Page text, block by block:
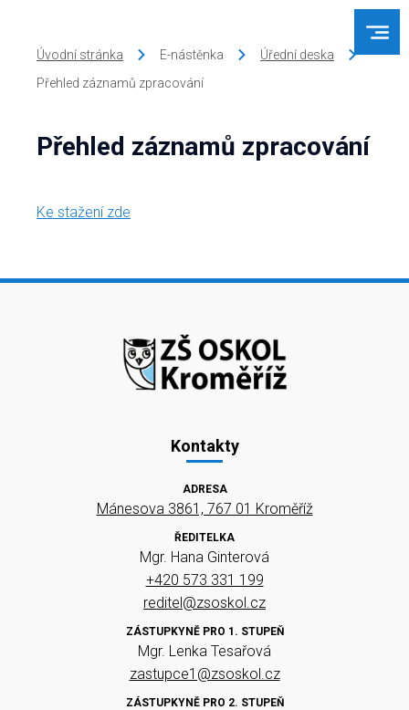
Úvodní stránka E-nástěnka
Úřední deska
Přehled záznamů zpracování
Přehled záznamů zpracování
Ke stažení zde
Kontakty
ADRESA
Mánesova 3861, 767 01 Kroměříž
ŘEDITELKA
Mgr. Hana Ginterová
+420 573 331 199
reditel@zsoskol.cz
ZÁSTUPKYNĚ PRO 1. STUPEŇ
Mgr. Lenka Tesařová
zastupce1@zsoskol.cz
ZÁSTUPKYNĚ PRO 2. STUPEŇ